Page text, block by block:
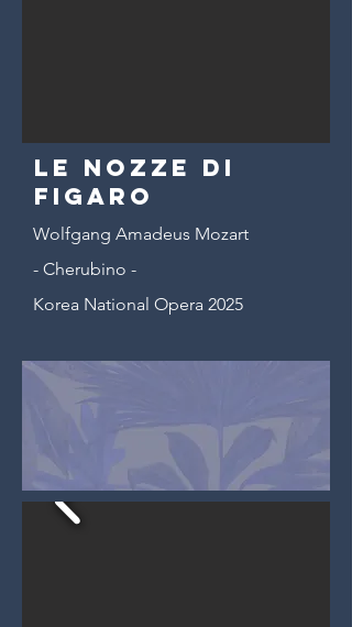
Le Nozze di
Figaro
Wolfgang Amadeus Mozart
- Cherubino -
Korea National Opera 2025